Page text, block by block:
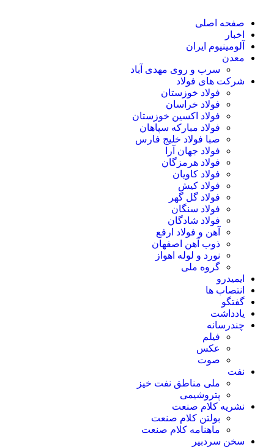
صفحه اصلی
اخبار
آلومینیوم ایران
معدن
سرب و روی مهدی آباد
شرکت های فولاد
فولاد خوزستان
فولاد خراسان
فولاد اکسین خوزستان
فولاد مبارکه سپاهان
صبا فولاد خلیج فارس
فولاد جهان آرا
فولاد هرمزگان
فولاد کاویان
فولاد کیش
فولاد گل گهر
فولاد سنگان
فولاد شادگان
آهن و فولاد ارفع
ذوب آهن اصفهان
نورد و لوله اهواز
گروه ملی
ایمیدرو
انتصاب ها
گفتگو
یادداشت
چندرسانه
فیلم
عکس
صوت
نفت
ملی مناطق نفت خیز
پتروشیمی
نشریه کلام صنعت
بولتن کلام صنعت
ماهنامه کلام صنعت
سخن سردبیر